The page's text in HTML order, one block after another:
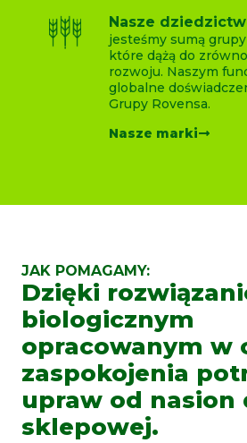
Nasze
jesteśmy sumą
które dążą do
rozwoju. Naszym
globalne
Grupy Rovensa.
Nasze marki
JAK POMAGAMY:
Dzięki
biologicznym
opracowanym w
zaspokojenia
upraw od nasion
sklepowej.